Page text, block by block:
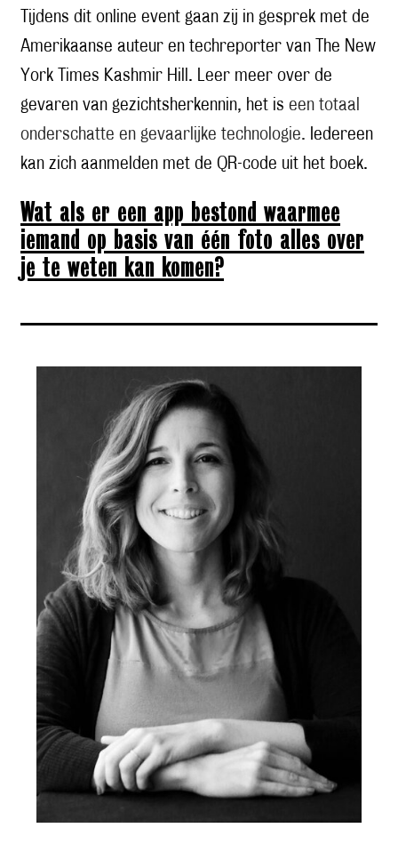
Tijdens dit online event gaan zij in gesprek met de
Amerikaanse auteur en techreporter van The New
York Times Kashmir Hill. Leer meer over de
gevaren van gezichtsherkennin, het is een totaal
onderschatte en gevaarlijke technologie. Iedereen
kan zich aanmelden met de QR-code uit het boek.
Wat als er een app bestond waarmee
iemand op basis van één foto alles over
je te weten kan komen?